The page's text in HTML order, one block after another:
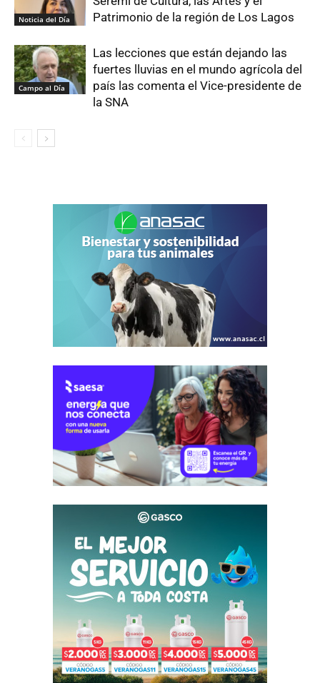
Noticia del Día
Patrimonio de la región de Los Lagos
Campo al Día
Las lecciones que están dejando las
fuertes lluvias en el mundo agrícola del
país las comenta el Vice-presidente de
la SNA